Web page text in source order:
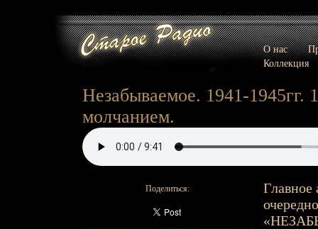
О нас
Коллекция
Незабываемое. 1941-1945гг.
молчанием.
Поделиться:
Главное